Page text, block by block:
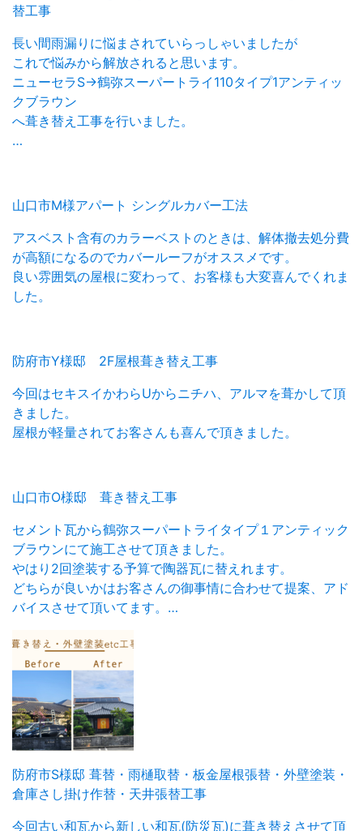
替工事
長い間雨漏りに悩まされていらっしゃいましたが
これで悩みから解放されると思います。
ニューセラS→鶴弥スーパートライ110タイプ1アンティッ
クブラウン
へ葺き替え工事を行いました。
…
山口市M様アパート シングルカバー工法
アスベスト含有のカラーベストのときは、解体撤去処分費
が高額になるのでカバールーフがオススメです。
良い雰囲気の屋根に変わって、お客様も大変喜んでくれま
した。
防府市Y様邸 2F屋根葺き替え工事
今回はセキスイかわらUからニチハ、アルマを葺かして頂
きました。
屋根が軽量されてお客さんも喜んで頂きました。
山口市O様邸 葺き替え工事
セメント瓦から鶴弥スーパートライタイプ１アンティック
ブラウンにて施工させて頂きました。
やはり2回塗装する予算で陶器瓦に替えれます。
どちらが良いかはお客さんの御事情に合わせて提案、アド
バイスさせて頂いてます。…
防府市S様邸 葺替・雨樋取替・板金屋根張替・外壁塗装・
倉庫さし掛け作替・天井張替工事
今回古い和瓦から新しい和瓦(防災瓦)に葺き替えさせて頂